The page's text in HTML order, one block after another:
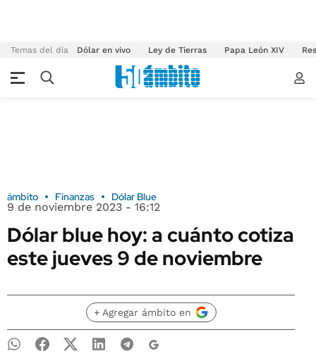
Temas del día Dólar en vivo Ley de Tierras Papa León XIV
ámbito Finanzas Dólar Blue
9 de noviembre 2023 - 16:12
Dólar blue hoy: a cuánto cotiza
este jueves 9 de noviembre
+ Agregar ámbito en